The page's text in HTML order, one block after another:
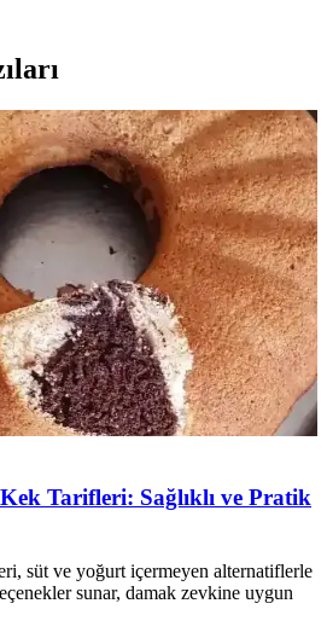
Tarifleri: Sağlıklı ve Pratik
süt ve yoğurt içermeyen alternatiflerle
sunar, damak zevkine uygun